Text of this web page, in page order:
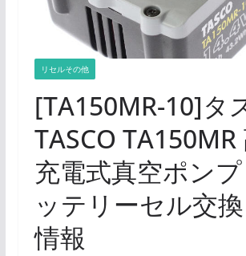
リセルその他
[TA150MR-10]タ
TASCO TA150MR
充電式真空ポン
ッテリーセル交
情報